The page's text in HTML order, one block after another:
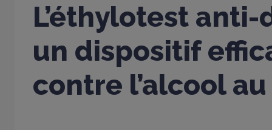
L’éthylotest
un dispositif
contre l’alcool